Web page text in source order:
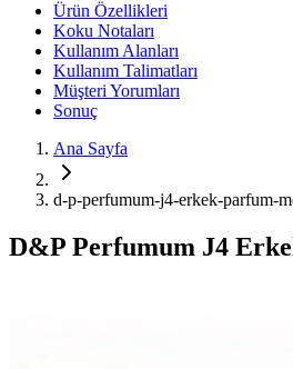
Ürün Özellikleri
Koku Notaları
Kullanım Alanları
Kullanım Talimatları
Müşteri Yorumları
Sonuç
Ana Sayfa
d-p-perfumum-j4-erkek-parfum-
D&P Perfumum J4